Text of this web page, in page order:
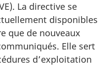
La directive se
disponibles
que de nouveaux
Elle sert
d’exploitation